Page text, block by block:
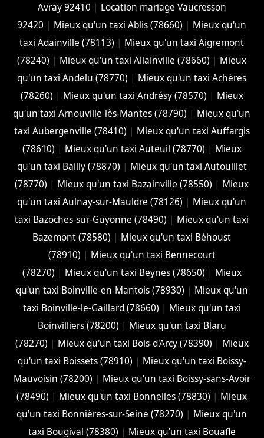
Avray 92410 | Location mariage Vaucresson
92420 | Mieux qu'un taxi Ablis (78660) | Mieux qu'un
taxi Adainville (78113) | Mieux qu'un taxi Aigremont
(78240) | Mieux qu'un taxi Allainville (78660) | Mieux
qu'un taxi Andelu (78770) | Mieux qu'un taxi Achères
(78260) | Mieux qu'un taxi Andrésy (78570) | Mieux
qu'un taxi Arnouville-lès-Mantes (78790) | Mieux qu'un
taxi Aubergenville (78410) | Mieux qu'un taxi Auffargis
(78610) | Mieux qu'un taxi Auteuil (78770) | Mieux
qu'un taxi Bailly (78870) | Mieux qu'un taxi Autouillet
(78770) | Mieux qu'un taxi Bazainville (78550) | Mieux
qu'un taxi Aulnay-sur-Mauldre (78126) | Mieux qu'un
taxi Bazoches-sur-Guyonne (78490) | Mieux qu'un taxi
Bazemont (78580) | Mieux qu'un taxi Béhoust
(78910) | Mieux qu'un taxi Bennecourt
(78270) | Mieux qu'un taxi Beynes (78650) | Mieux
qu'un taxi Boinville-en-Mantois (78930) | Mieux qu'un
taxi Boinville-le-Gaillard (78660) | Mieux qu'un taxi
Boinvilliers (78200) | Mieux qu'un taxi Blaru
(78270) | Mieux qu'un taxi Bois-d'Arcy (78390) | Mieux
qu'un taxi Boissets (78910) | Mieux qu'un taxi Boissy-
Mauvoisin (78200) | Mieux qu'un taxi Boissy-sans-Avoir
(78490) | Mieux qu'un taxi Bonnelles (78830) | Mieux
qu'un taxi Bonnières-sur-Seine (78270) | Mieux qu'un
taxi Bougival (78380) | Mieux qu'un taxi Bouafle